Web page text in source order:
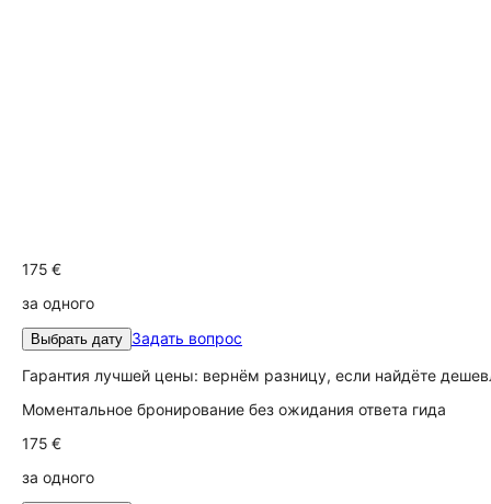
175 €
за одного
Выбрать дату Задать вопрос
Гарантия лучшей цены: вернём разницу, если найдёте
Моментальное бронирование без ожидания ответа гида
175 €
за одного